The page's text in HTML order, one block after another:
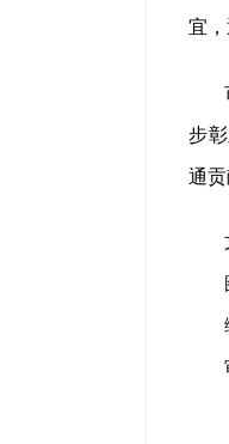
宜
步
通贡